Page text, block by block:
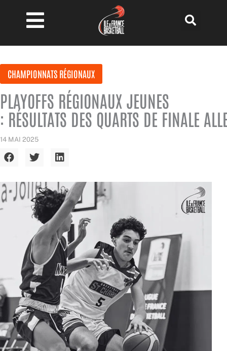
contenu
CHAMPIONNATS RÉGIONAUX
PLAYOFFS RÉGIONAUX JEUNES
: RÉSULTATS DES QUARTS DE FINALE
14 MAI 2025